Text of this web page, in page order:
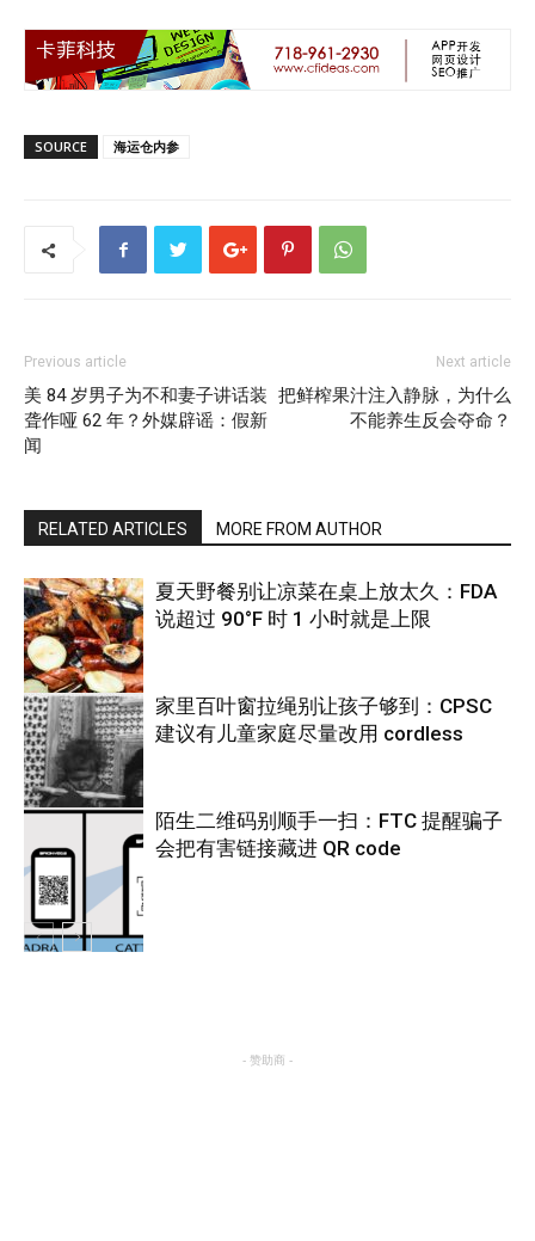
SOURCE 海运仓内参
Previous article
美 84 岁男子为不和妻子讲话装
聋作哑 62 年？外媒辟谣：假新
闻
Next article
把鲜榨果汁注入静脉，为什么
不能养生反会夺命？
RELATED ARTICLES MORE FROM AUTHOR
热点
夏天野餐别让凉菜在桌上放太久：FDA
说超过 90°F 时 1 小时就是上限
热点
家里百叶窗拉绳别让孩子够到：CPSC
建议有儿童家庭尽量改用 cordless
陌生二维码别顺手一扫：FTC 提醒骗子
会把有害链接藏进 QR code
- 赞助商 -